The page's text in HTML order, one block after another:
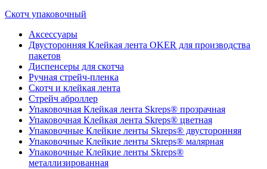
Скотч упаковочный
Аксессуары
Двусторонняя Клейкая лента OKER для производства
пакетов
Диспенсеры для скотча
Ручная стрейч-пленка
Скотч и клейкая лента
Стрейч аброллер
Упаковочная Клейкая лента Skreps® прозрачная
Упаковочная Клейкая лента Skreps® цветная
Упаковочные Клейкие ленты Skreps® двусторонняя
Упаковочные Клейкие ленты Skreps® малярная
Упаковочные Клейкие ленты Skreps®
металлизированная